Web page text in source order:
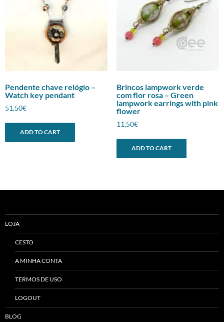
Pendente chave relógio –
Watch key pendant
51,50€
ADD TO CART
Brincos lampwork verde
com flor rosa – Green
lampwork earrings with pink
flower
11,50€
ADD TO CART
LOJA
CESTO
A MINHA CONTA
TERMOS DE USO
LOGOUT
BLOG